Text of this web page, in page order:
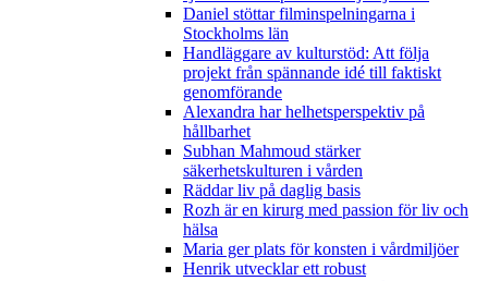
Daniel stöttar filminspelningarna i
Stockholms län
Handläggare av kulturstöd: Att följa
projekt från spännande idé till faktiskt
genomförande
Alexandra har helhetsperspektiv på
hållbarhet
Subhan Mahmoud stärker
säkerhetskulturen i vården
Räddar liv på daglig basis
Rozh är en kirurg med passion för liv och
hälsa
Maria ger plats för konsten i vårdmiljöer
Henrik utvecklar ett robust